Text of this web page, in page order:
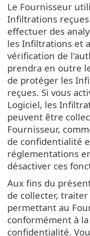
Le Fournisseur
Infiltrations
effectuer des
les Infiltrations et
vérification de
prendra en outre
de protéger les
reçues. Si vous
Logiciel, les
peuvent être
Fournisseur,
de confidentialité
réglementations
désactiver ces
Aux fins du
de collecter,
permettant au
conformément à
confidentialité.